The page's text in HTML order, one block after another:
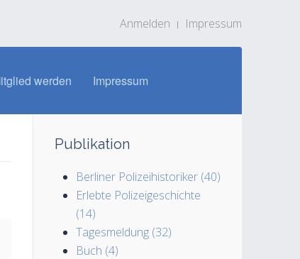
Anmelden Impressum
werden Impressum
Publikation
Berliner Polizeihistoriker (40)
Erlebte Polizeigeschichte
(14)
Tagesmeldung (32)
Buch (4)